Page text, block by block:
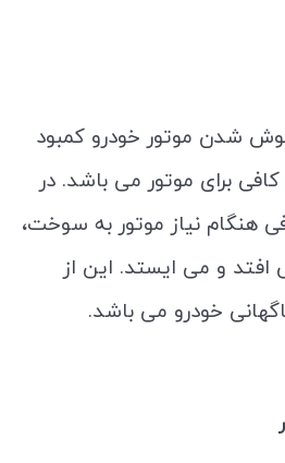
شدن موتور خودرو کمبود
برای موتور می باشد. در
هنگام نیاز موتور به سوخت،
افتد و می ایستد. این از
خودرو می باشد.